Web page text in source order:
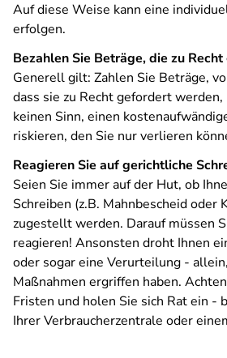
Auf diese Weise kann eine
erfolgen.
Bezahlen Sie Beträge, die zu
Generell gilt: Zahlen Sie Beträge,
dass sie zu Recht gefordert
keinen Sinn, einen
riskieren, den Sie nur verlieren
Reagieren Sie auf gerichtliche
Seien Sie immer auf der Hut, ob
Schreiben (z.B. Mahnbescheid oder
zugestellt werden. Darauf müssen
reagieren! Ansonsten droht Ihnen
oder sogar eine Verurteilung -
Maßnahmen ergriffen haben.
Fristen und holen Sie sich Rat ein -
Ihrer Verbraucherzentrale oder